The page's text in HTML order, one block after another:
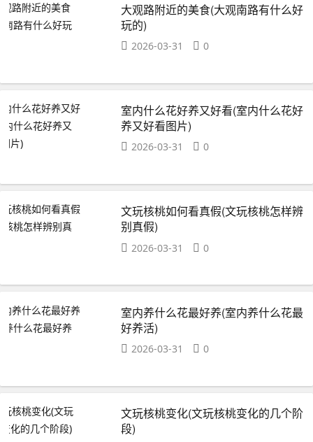
大观路附近的美食(大观南路有什么好
玩的)
2026-03-31 0
室内什么花好养又好看(室内什么花好
养又好看图片)
2026-03-31 0
文玩核桃如何看真假(文玩核桃怎样辨
别真假)
2026-03-31 0
室内养什么花最好养(室内养什么花最
好养活)
2026-03-31 0
文玩核桃变化(文玩核桃变化的几个阶
段)